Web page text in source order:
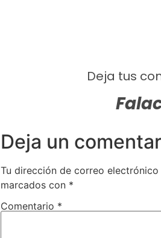
Deja tus
Deja un
Tu dirección de correo
marcados con *
Comentario *